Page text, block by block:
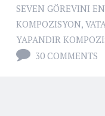
SEVEN GÖREVINI
KOMPOZISYON,
YAPANDIR
30 COMMENTS